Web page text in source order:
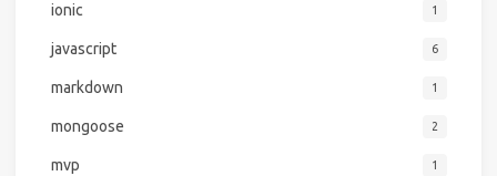
ionic 1
javascript 6
markdown 1
mongoose 2
mvp 1